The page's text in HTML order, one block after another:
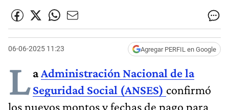
06-06-2025 11:23 Agregar PERFIL en Google
LaAdministración Nacional de la
Seguridad Social (ANSES) confirmó
los nuevos montos y fechas de pago para